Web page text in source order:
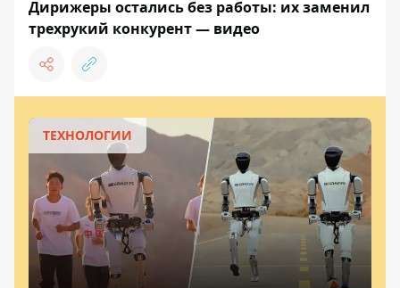
Дирижеры остались без работы: их заменил
трехрукий конкурент — видео
ТЕХНОЛОГИИ